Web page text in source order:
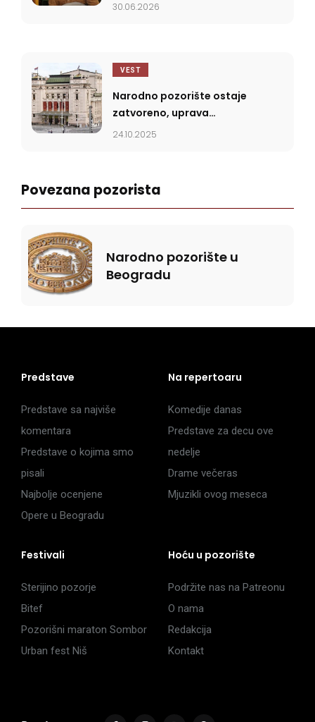
30.06.2026
VEST
Narodno pozorište ostaje
zatvoreno, uprava
najavila gostovanja i u
24.10.2025
Povezana pozorista
Narodno pozorište u
Beogradu
Predstave
Predstave sa najviše
komentara
Predstave o kojima smo
pisali
Najbolje ocenjene
Opere u Beogradu
Na repertoaru
Komedije danas
Predstave za decu ove
nedelje
Drame večeras
Mjuzikli ovog meseca
Festivali
Sterijino pozorje
Bitef
Pozorišni maraton Sombor
Urban fest Niš
Hoću u pozorište
Podržite nas na Patreonu
O nama
Redakcija
Kontakt